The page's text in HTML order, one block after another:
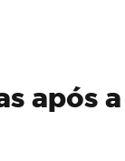
após a